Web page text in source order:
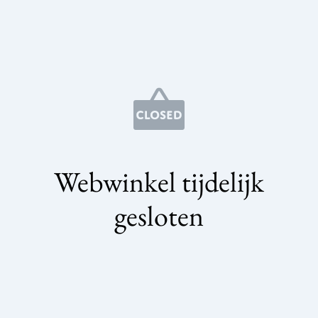
Webwinkel tijdelijk
gesloten